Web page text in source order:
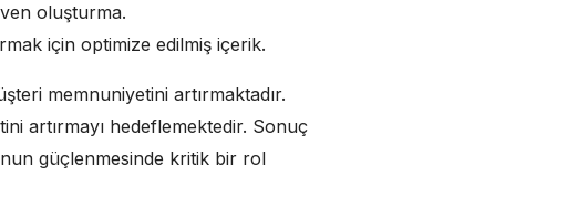
oluşturma.
için optimize edilmiş içerik.
memnuniyetini artırmaktadır.
artırmayı hedeflemektedir. Sonuç
güçlenmesinde kritik bir rol